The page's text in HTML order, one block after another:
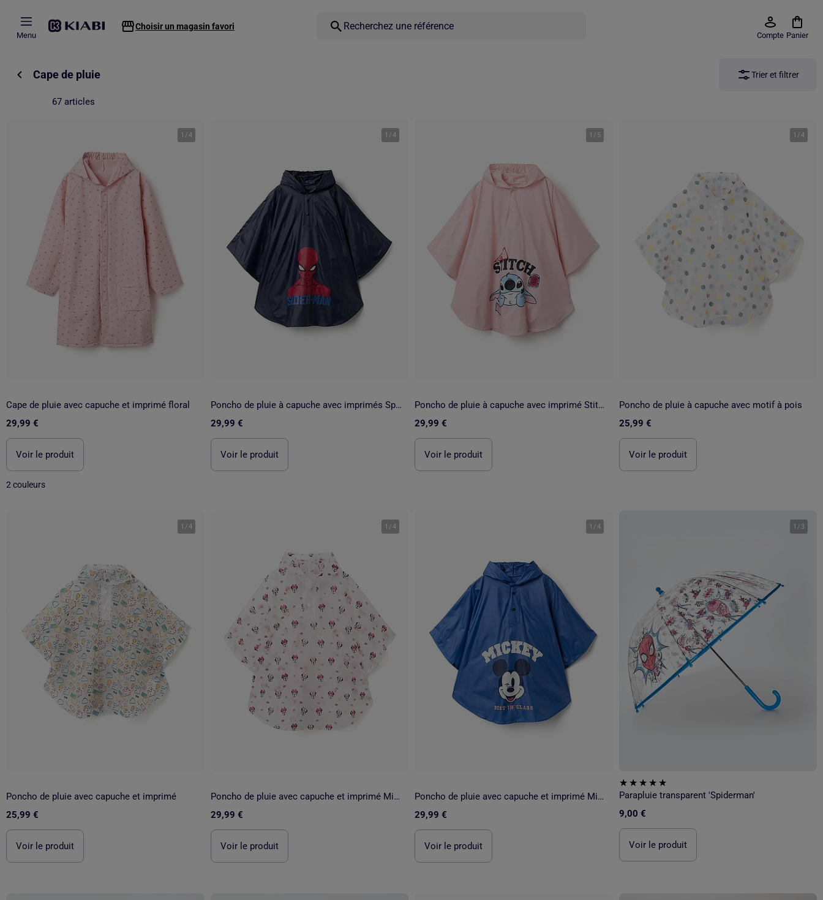
Menu
Choisir un magasin favori
Compte Panier
Cape de pluie Trier et filtrer
67 articles
1 /4
Cape de pluie avec capuche et imprimé floral
29,99 €
Voir le produit
2 couleurs
1 /4
Poncho de pluie à capuche avec imprimés Spider-Man
29,99 €
Voir le produit
1 / 5
Poncho de pluie à capuche avec imprimé Stitch
29,99 €
Voir le produit
1 /4
Poncho de pluie à capuche avec motif à pois
25,99 €
Voir le produit
1 /4
Poncho de pluie avec capuche et imprimé
25,99 €
Voir le produit
1 /4
Poncho de pluie avec capuche et imprimé Minnie
29,99 €
Voir le produit
1 /4
Poncho de pluie avec capuche et imprimé Mickey
29,99 €
Voir le produit
1 / 3
Parapluie transparent 'Spiderman'
9,00 €
Voir le produit